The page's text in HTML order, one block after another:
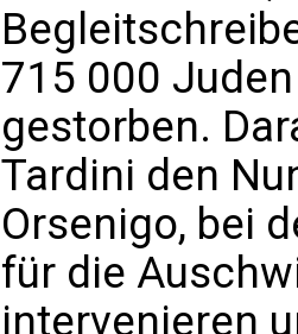
715 000
gestorben.
Tardini den
Orsenigo, bei
für die
intervenieren